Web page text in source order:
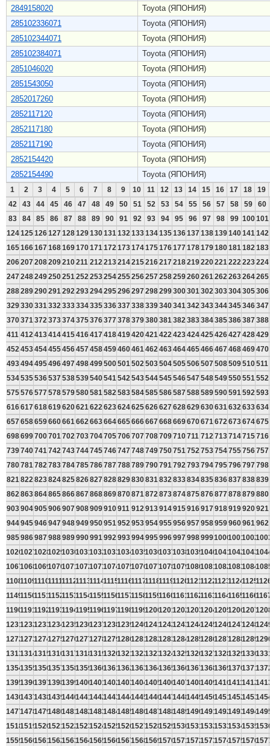
2849158020
Toyota (ЯПОНИЯ)
285102336071
Toyota (ЯПОНИЯ)
285102344071
Toyota (ЯПОНИЯ)
285102384071
Toyota (ЯПОНИЯ)
2851046020
Toyota (ЯПОНИЯ)
2851543050
Toyota (ЯПОНИЯ)
2852017260
Toyota (ЯПОНИЯ)
2852117120
Toyota (ЯПОНИЯ)
2852117180
Toyota (ЯПОНИЯ)
2852117190
Toyota (ЯПОНИЯ)
2852154420
Toyota (ЯПОНИЯ)
2852154490
Toyota (ЯПОНИЯ)
1 2 3 4 5 6 7 8 9 10 11 12 13 14 15 16 17 18
19
42
43 44 45 46 47 48 49 50 51 52 53 54 55 56 57 58 59
60
83
84 85 86 87 88 89 90 91 92 93 94 95 96 97 98 99 100101
124125126127128129130131 132 133134135136137138139140141 142
165166167168169170171 172 173174175176177178179180181 182 183
206207208209210211 212 213214215216217218219220221 222 223224
247248249250251 252 253254255256257258259260261 262 263264265
288289290291 292 293294295296297298299300301 302 303304305306
329330331 332 333334335336337338339340341 342 343344345346347
370371 372 373374375376377378379380381 382 383384385386387388
411 412 413414415416417418419420421 422 423424425426427428429
452 453454455456457458459460461 462 463464465466467468469470
493494495496497498499500501 502 503504505506507508509510511
534535536537538539540541 542 543544545546547548549550551 552
575576577578579580581 582 583584585586587588589590591 592 593
616617618619620621 622 623624625626627628629630631 632 633634
657658659660661 662 663664665666667668669670671 672 673674675
698699700701 702 703704705706707708709710711 712 713714715716
739740741 742 743744745746747748749750751 752 753754755756757
780781 782 783784785786787788789790791 792 793794795796797798
821 822 823824825826827828829830831 832 833834835836837838839
862 863864865866867868869870871 872 873874875876877878879880
903904905906907908909910911 912 913914915916917918919920921
944945946947948949950951 952 953954955956957958959960961 962
985986987988989990991 992 993994995996997998999100010011002
102610271028102910301031103210331034103510361037103810391040104110421043
106710681069107010711072107310741075107610771078107910801081108210831084
110811091110111111121113111411151116111711181119112011211122112311241125
114911501151115211531154115511561157115811591160116111621163116411651166
119011911192119311941195119611971198119912001201120212031204120512061207
123112321233123412351236123712381239124012411242124312441245124612471248
127212731274127512761277127812791280128112821283128412851286128712881289
131313141315131613171318131913201321132213231324132513261327132813291330
135413551356135713581359136013611362136313641365136613671368136913701371
139513961397139813991400140114021403140414051406140714081409141014111412
143614371438143914401441144214431444144514461447144814491450145114521453
147714781479148014811482148314841485148614871488148914901491149214931494
151815191520152115221523152415251526152715281529153015311532153315341535
155915601561156215631564156515661567156815691570157115721573157415751576